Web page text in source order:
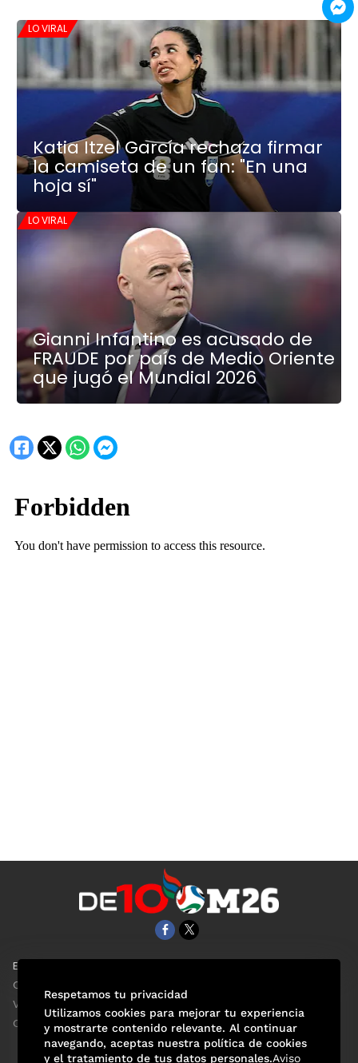
LO VIRAL
Katia Itzel García rechaza firmar
la camiseta de un fan: "En una
hoja sí"
LO VIRAL
Gianni Infantino es acusado de
FRAUDE por país de Medio Oriente
que jugó el Mundial 2026
EL UNIVERSAL
Clase
ViveUSA
Confabulario
Respetamos tu privacidad
Utilizamos cookies para mejorar tu experiencia
y mostrarte contenido relevante. Al continuar
navegando, aceptas nuestra política de cookies
y el tratamiento de tus datos personales.Aviso